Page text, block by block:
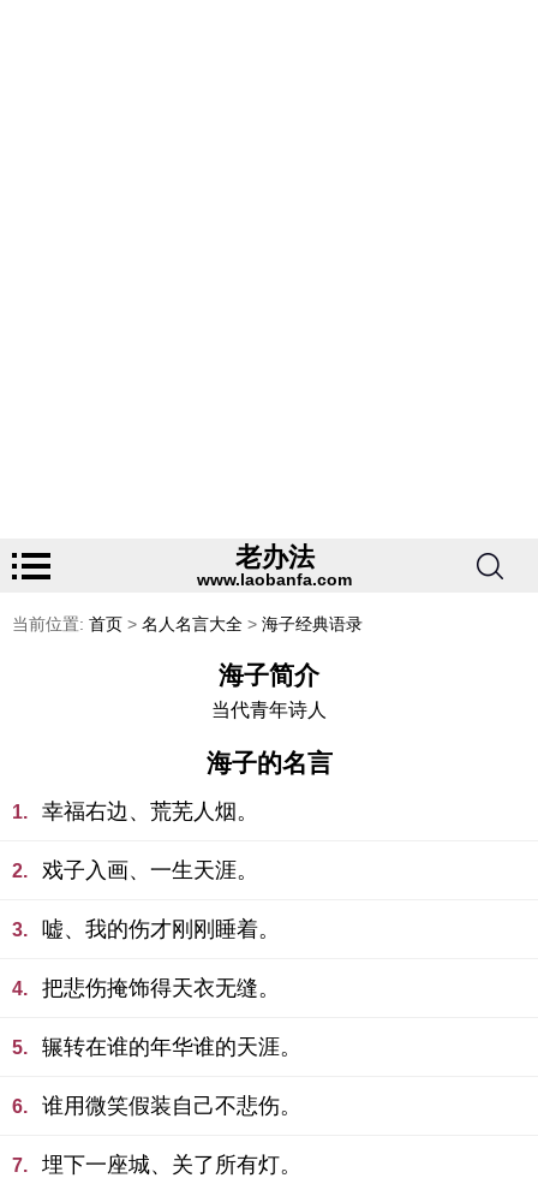
老办法
www.laobanfa.com
当前位置: 首页 > 名人名言大全 > 海子经典语录
海子简介
当代青年诗人
海子的名言
1. 幸福右边、荒芜人烟。
2. 戏子入画、一生天涯。
3. 嘘、我的伤才刚刚睡着。
4. 把悲伤掩饰得天衣无缝。
5. 辗转在谁的年华谁的天涯。
6. 谁用微笑假装自己不悲伤。
7. 埋下一座城、关了所有灯。